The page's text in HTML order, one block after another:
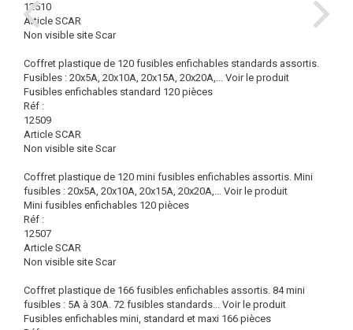
12510
Article SCAR
Non visible site Scar
Coffret plastique de 120 fusibles enfichables standards assortis.
Fusibles : 20x5A, 20x10A, 20x15A, 20x20A,... Voir le produit
Fusibles enfichables standard 120 pièces
Réf :
12509
Article SCAR
Non visible site Scar
Coffret plastique de 120 mini fusibles enfichables assortis. Mini
fusibles : 20x5A, 20x10A, 20x15A, 20x20A,... Voir le produit
Mini fusibles enfichables 120 pièces
Réf :
12507
Article SCAR
Non visible site Scar
Coffret plastique de 166 fusibles enfichables assortis. 84 mini
fusibles : 5A à 30A. 72 fusibles standards... Voir le produit
Fusibles enfichables mini, standard et maxi 166 pièces